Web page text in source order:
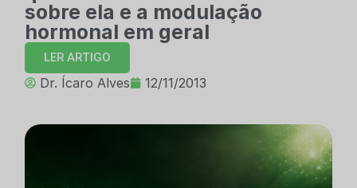
sobre ela e a modulação
hormonal em geral
LER ARTIGO
Dr. Ícaro Alves 12/11/2013